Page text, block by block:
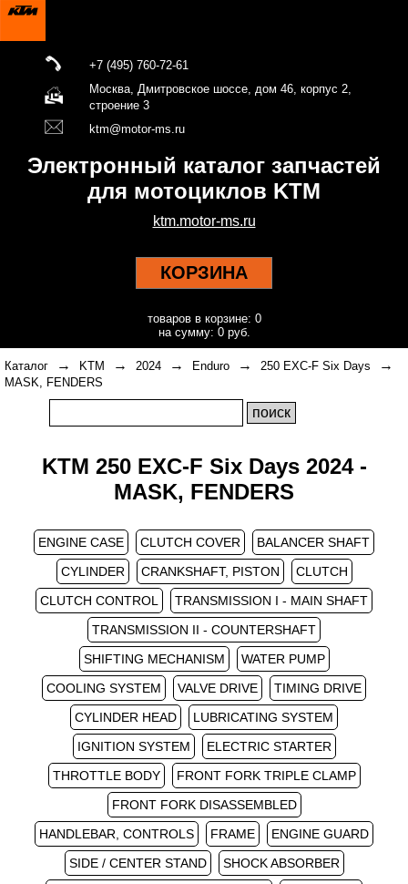
+7 (495) 760-72-61
Москва, Дмитровское шоссе, дом 46, корпус 2,
строение 3
ktm@motor-ms.ru
Электронный каталог запчастей
для мотоциклов KTM
ktm.motor-ms.ru
КОРЗИНА
товаров в корзине: 0
на сумму: 0 руб.
Каталог → KTM → 2024 → Enduro → 250 EXC-F Six Days →
MASK, FENDERS
KTM 250 EXC-F Six Days 2024 -
MASK, FENDERS
ENGINE CASE CLUTCH COVER
BALANCER SHAFT
CYLINDER
CRANKSHAFT, PISTON
CLUTCH
CLUTCH CONTROL
TRANSMISSION I - MAIN SHAFT
TRANSMISSION II - COUNTERSHAFT
SHIFTING MECHANISM
WATER PUMP
COOLING SYSTEM
VALVE DRIVE
TIMING DRIVE
CYLINDER HEAD
LUBRICATING SYSTEM
IGNITION SYSTEM
ELECTRIC STARTER
THROTTLE BODY
FRONT FORK TRIPLE CLAMP
FRONT FORK DISASSEMBLED
HANDLEBAR, CONTROLS
FRAME
ENGINE GUARD
SIDE / CENTER STAND
SHOCK ABSORBER